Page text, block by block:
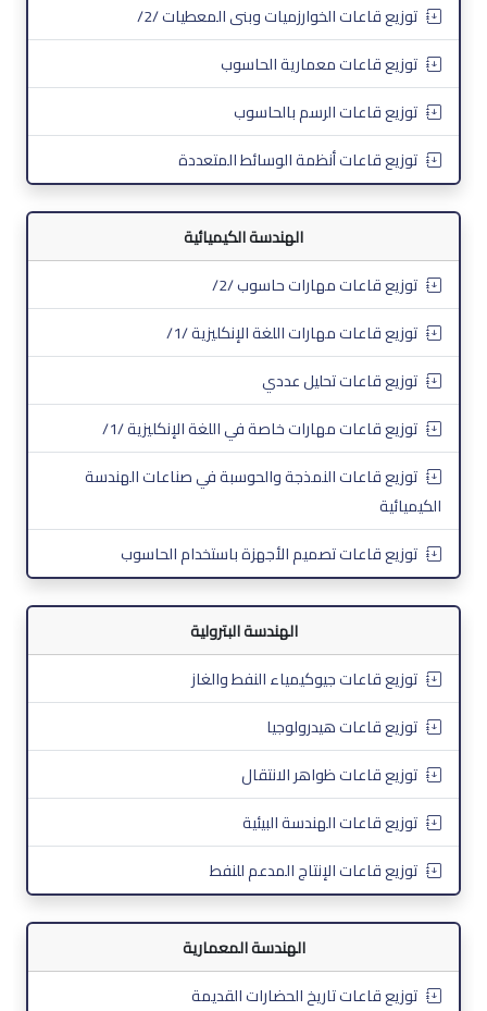
توزيع قاعات الخوارزميات وبنى المعطيات /2/
توزيع قاعات معمارية الحاسوب
توزيع قاعات الرسم بالحاسوب
توزيع قاعات أنظمة الوسائط المتعددة
الهندسة الكيميائية
توزيع قاعات مهارات حاسوب /2/
توزيع قاعات مهارات اللغة الإنكليزية /1/
توزيع قاعات تحليل عددي
توزيع قاعات مهارات خاصة في اللغة الإنكليزية /1/
توزيع قاعات النمذجة والحوسبة في صناعات الهندسة
الكيميائية
توزيع قاعات تصميم الأجهزة باستخدام الحاسوب
الهندسة البترولية
توزيع قاعات جيوكيمياء النفط والغاز
توزيع قاعات هيدرولوجيا
توزيع قاعات ظواهر الانتقال
توزيع قاعات الهندسة البيئية
توزيع قاعات الإنتاج المدعم للنفط
الهندسة المعمارية
توزيع قاعات تاريخ الحضارات القديمة